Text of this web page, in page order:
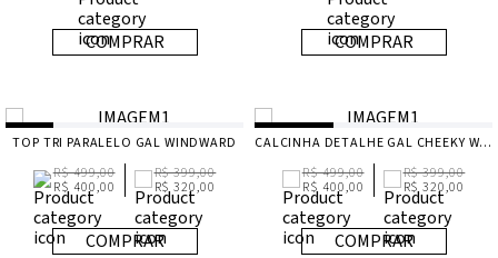
COMPRAR COMPRAR
TOP TRI PARALELO GAL WINDWARD
R$ 499,00
R$ 400,00
R$ 399,00
R$ 320,00
COMPRAR
CALCINHA DETALHE GAL CHEEKY WINDWARD
R$ 499,00
R$ 400,00
R$ 399,00
R$ 320,00
COMPRAR